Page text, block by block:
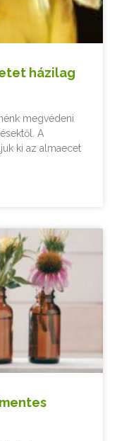
házilag
megvédeni
A
ki az almaecet